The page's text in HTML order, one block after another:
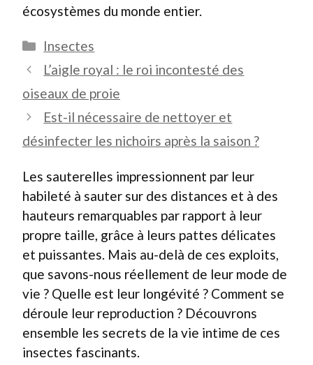
écosystèmes du monde entier.
Catégories
Insectes
L’aigle royal : le roi incontesté des
oiseaux de proie
Est-il nécessaire de nettoyer et
désinfecter les nichoirs après la saison ?
Les sauterelles impressionnent par leur
habileté à sauter sur des distances et à des
hauteurs remarquables par rapport à leur
propre taille, grâce à leurs pattes délicates
et puissantes. Mais au-delà de ces exploits,
que savons-nous réellement de leur mode de
vie ? Quelle est leur longévité ? Comment se
déroule leur reproduction ? Découvrons
ensemble les secrets de la vie intime de ces
insectes fascinants.